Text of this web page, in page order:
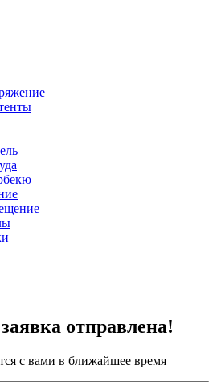
отправлена!
с вами в ближайшее время